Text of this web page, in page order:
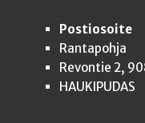
Postiosoite
Rantapohja
Revontie 2,
HAUKIPUDAS